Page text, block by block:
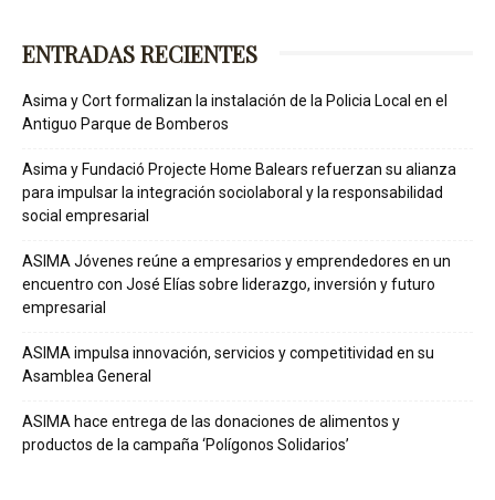
ENTRADAS RECIENTES
Asima y Cort formalizan la instalación de la Policia Local en el
Antiguo Parque de Bomberos
Asima y Fundació Projecte Home Balears refuerzan su alianza
para impulsar la integración sociolaboral y la responsabilidad
social empresarial
ASIMA Jóvenes reúne a empresarios y emprendedores en un
encuentro con José Elías sobre liderazgo, inversión y futuro
empresarial
ASIMA impulsa innovación, servicios y competitividad en su
Asamblea General
ASIMA hace entrega de las donaciones de alimentos y
productos de la campaña ‘Polígonos Solidarios’